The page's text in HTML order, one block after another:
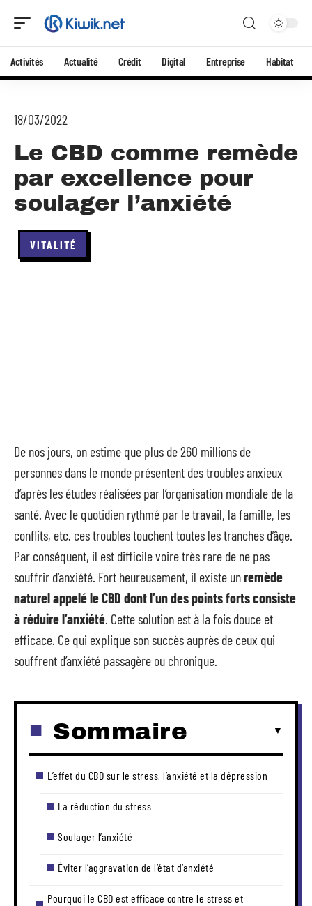
Activités Actualité Crédit Digital Entreprise Habitat
18/03/2022
Le CBD comme remède
par excellence pour
soulager l’anxiété
VITALITÉ
De nos jours, on estime que plus de 260 millions de
personnes dans le monde présentent des troubles anxieux
d’après les études réalisées par l’organisation mondiale de la
santé. Avec le quotidien rythmé par le travail, la famille, les
conflits, etc. ces troubles touchent toutes les tranches d’âge.
Par conséquent, il est difficile voire très rare de ne pas
souffrir d’anxiété. Fort heureusement, il existe unremède
naturel appelé le CBD dont l’un des points forts consiste
à réduire l’anxiété. Cette solution est à la fois douce et
efficace. Ce qui explique son succès auprès de ceux qui
souffrent d’anxiété passagère ou chronique.
Sommaire
L’effet du CBD sur le stress, l’anxiété et la dépression
La réduction du stress
Soulager l’anxiété
Éviter l’aggravation de l’état d’anxiété
Pourquoi le CBD est efficace contre le stress et